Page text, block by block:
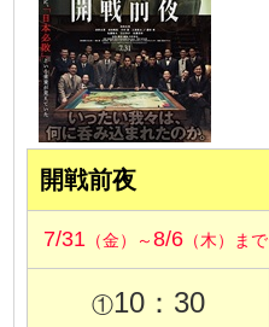
開戦前夜
7/31 （金）～8/6 （木）まで
①10：30